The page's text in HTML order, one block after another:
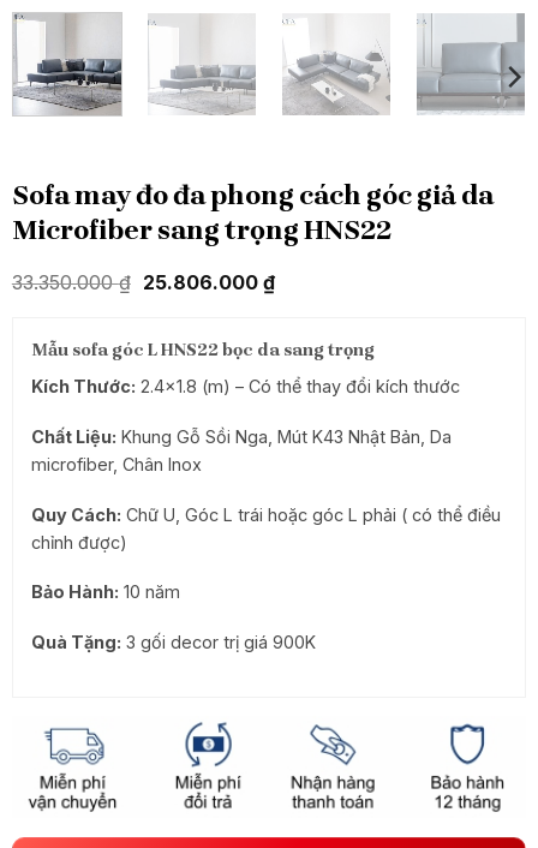
Sofa may đo đa phong cách góc giả da
Microfiber sang trọng HNS22
33.350.000₫ Giá
33.350.000 ₫.
25.806.000 ₫Giá
hiện
25.806.000 ₫.
Mẫu sofa góc L HNS22 bọc da sang trọng
Kích Thước: 2.4×1.8 (m) – Có thể thay đổi kích thước
Chất Liệu: Khung Gỗ Sồi Nga, Mút K43 Nhật Bản, Da
microfiber, Chân Inox
Quy Cách: Chữ U, Góc L trái hoặc góc L phải ( có thể điều
chỉnh được)
Bảo Hành: 10 năm
Quà Tặng: 3 gối decor trị giá 900K